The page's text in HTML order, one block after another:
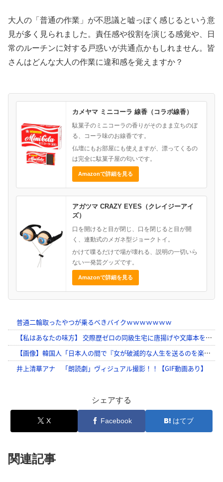
大人の「普通の作業」が不思議と嘘っぽく感じるという意
見が多く見られました。責任感や役割を演じる感覚や、日
常のルーチンに対する戸惑いが共通点かもしれません。皆
さんはどんな大人の作業に違和感を覚えますか？
カメヤマ ミニコーラ 線香（コラボ線香）
駄菓子のミニコーラの香りがそのまま立ちのぼ
る、コーラ味のお線香です。
仏壇にもお部屋にも使えますが、漂ってくるの
は完全に駄菓子屋の匂いです。
Amazonで詳細を見る
アガツマ CRAZY EYES（クレイジーアイ
ズ）
口を開けると目が閉じ、口を閉じると目が開
く、連動式のメガネ型ジョークトイ。
かけて喋るだけで場が壊れる、説明の一切いら
ない一発芸グッズです。
Amazonで詳細を見る
シェアする
X Facebook はてブ
関連記事